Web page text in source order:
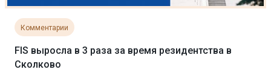
Комментарии
FIS выросла в 3 раза за время резидентства в
Сколково